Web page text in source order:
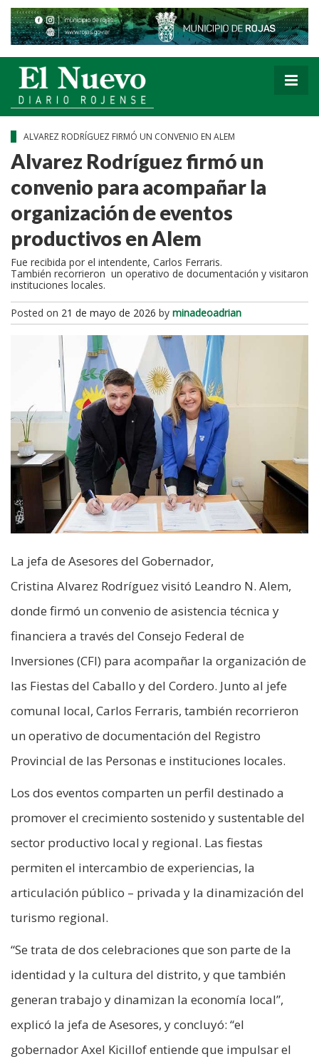
ALVAREZ RODRÍGUEZ FIRMÓ UN CONVENIO EN ALEM
Alvarez Rodríguez firmó un
convenio para acompañar la
organización de eventos
productivos en Alem
Fue recibida por el intendente, Carlos Ferraris.
También recorrieron un operativo de documentación y visitaron
instituciones locales.
Posted on 21 de mayo de 2026 by minadeoadrian
La jefa de Asesores del Gobernador,
Cristina Alvarez Rodríguez visitó Leandro N. Alem,
donde firmó un convenio de asistencia técnica y
financiera a través del Consejo Federal de
Inversiones (CFI) para acompañar la organización de
las Fiestas del Caballo y del Cordero. Junto al jefe
comunal local, Carlos Ferraris, también recorrieron
un operativo de documentación del Registro
Provincial de las Personas e instituciones locales.
Los dos eventos comparten un perfil destinado a
promover el crecimiento sostenido y sustentable del
sector productivo local y regional. Las fiestas
permiten el intercambio de experiencias, la
articulación público – privada y la dinamización del
turismo regional.
“Se trata de dos celebraciones que son parte de la
identidad y la cultura del distrito, y que también
generan trabajo y dinamizan la economía local”,
explicó la jefa de Asesores, y concluyó: “el
gobernador Axel Kicillof entiende que impulsar el